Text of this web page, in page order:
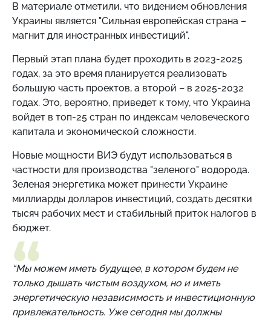
В материале отметили, что видением обновления
Украины является "Сильная европейская страна –
магнит для иностранных инвестиций".
Первый этап плана будет проходить в 2023-2025
годах, за это время планируется реализовать
большую часть проектов, а второй – в 2025-2032
годах. Это, вероятно, приведет к тому, что Украина
войдет в топ-25 стран по индексам человеческого
капитала и экономической сложности.
Новые мощности ВИЭ будут использоваться в
частности для производства "зеленого" водорода.
Зеленая энергетика может принести Украине
миллиарды долларов инвестиций, создать десятки
тысяч рабочих мест и стабильный приток налогов в
бюджет.
“Мы можем иметь будущее, в котором будем не
только дышать чистым воздухом, но и иметь
энергетическую независимость и инвестиционную
привлекательность. Уже сегодня мы должны